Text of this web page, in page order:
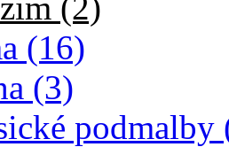
(16)
(3)
podmalby